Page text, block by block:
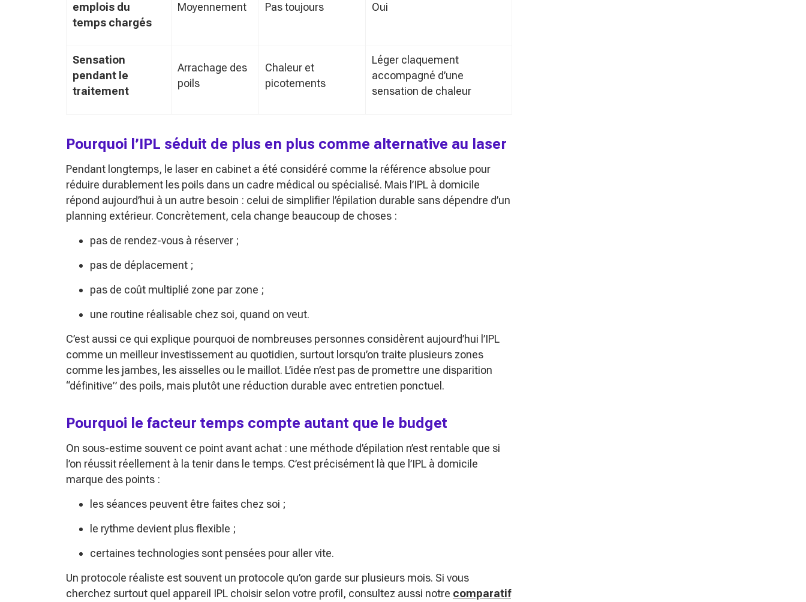
emplois du
temps chargés
Moyennement Pas toujours Oui
Sensation
pendant le
traitement
Arrachage des
poils
Chaleur et
picotements
Léger claquement
accompagné d’une
sensation de chaleur
Pourquoi l’IPL séduit de plus en plus comme alternative au laser
Pendant longtemps, le laser en cabinet a été considéré comme la référence absolue pour
réduire durablement les poils dans un cadre médical ou spécialisé. Mais l’IPL à domicile
répond aujourd’hui à un autre besoin : celui de simplifier l’épilation durable sans dépendre d’un
planning extérieur. Concrètement, cela change beaucoup de choses :
pas de rendez-vous à réserver ;
pas de déplacement ;
pas de coût multiplié zone par zone ;
une routine réalisable chez soi, quand on veut.
C’est aussi ce qui explique pourquoi de nombreuses personnes considèrent aujourd’hui l’IPL
comme un meilleur investissement au quotidien, surtout lorsqu’on traite plusieurs zones
comme les jambes, les aisselles ou le maillot. L’idée n’est pas de promettre une disparition
“définitive” des poils, mais plutôt une réduction durable avec entretien ponctuel.
Pourquoi le facteur temps compte autant que le budget
On sous-estime souvent ce point avant achat : une méthode d’épilation n’est rentable que si
l’on réussit réellement à la tenir dans le temps. C’est précisément là que l’IPL à domicile
marque des points :
les séances peuvent être faites chez soi ;
le rythme devient plus flexible ;
certaines technologies sont pensées pour aller vite.
Un protocole réaliste est souvent un protocole qu’on garde sur plusieurs mois. Si vous
cherchez surtout quel appareil IPL choisir selon votre profil, consultez aussi notre comparatif